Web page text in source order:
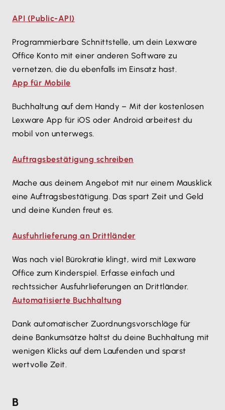
API (Public-API)
Programmierbare Schnittstelle, um dein Lexware
Office Konto mit einer anderen Software zu
vernetzen, die du ebenfalls im Einsatz hast.
App für Mobile
Buchhaltung auf dem Handy – Mit der kostenlosen
Lexware App für iOS oder Android arbeitest du
mobil von unterwegs.
Auftragsbestätigung schreiben
Mache aus deinem Angebot mit nur einem Mausklick
eine Auftragsbestätigung. Das spart Zeit und Geld
und deine Kunden freut es.
Ausfuhrlieferung an Drittländer
Was nach viel Bürokratie klingt, wird mit Lexware
Office zum Kinderspiel. Erfasse einfach und
rechtssicher Ausfuhrlieferungen an Drittländer.
Automatisierte Buchhaltung
Dank automatischer Zuordnungsvorschläge für
deine Bankumsätze hältst du deine Buchhaltung mit
wenigen Klicks auf dem Laufenden und sparst
wertvolle Zeit.
B